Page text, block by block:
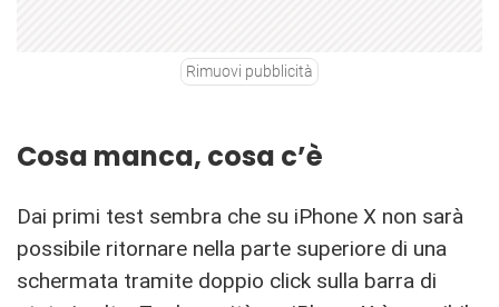
Rimuovi pubblicità
Cosa manca, cosa c’è
Dai primi test sembra che su iPhone X non sarà
possibile ritornare nella parte superiore di una
schermata tramite doppio click sulla barra di